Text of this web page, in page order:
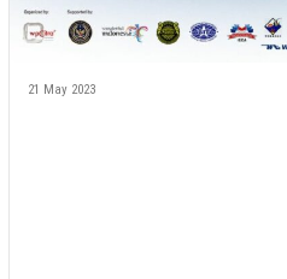
21 May 2023